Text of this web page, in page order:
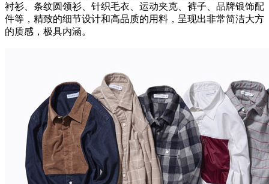
衬衫、条纹圆领衫、针织毛衣、运动夹克、裤子、品牌银饰配
件等，精致的细节设计和高品质的用料，呈现出非常简洁大方
的质感，极具内涵。